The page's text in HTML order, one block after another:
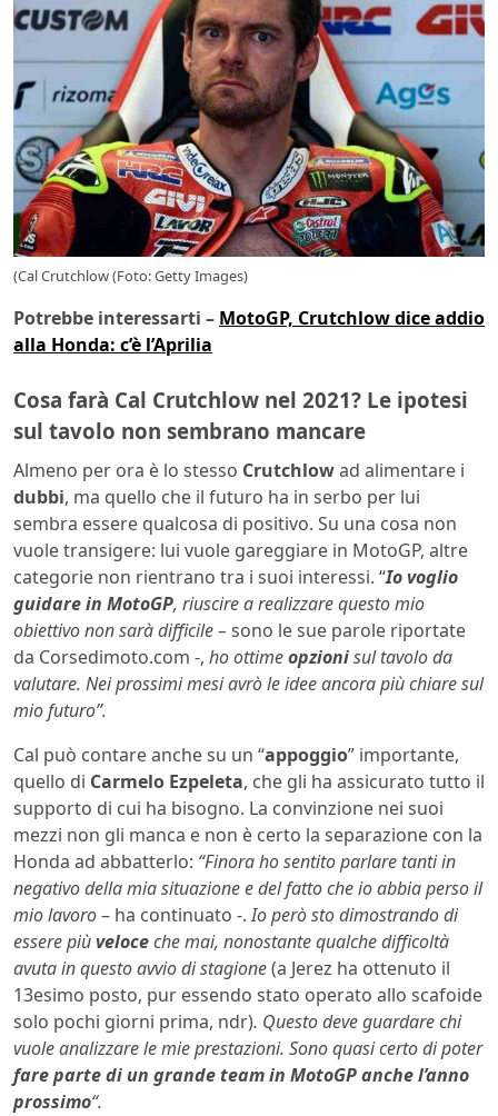
(Cal Crutchlow (Foto: Getty Images)
Potrebbe interessarti – MotoGP, Crutchlow dice addio
alla Honda: c’è l’Aprilia
Cosa farà Cal Crutchlow nel 2021? Le ipotesi
sul tavolo non sembrano mancare
Almeno per ora è lo stesso Crutchlowad alimentare i
dubbi, ma quello che il futuro ha in serbo per lui
sembra essere qualcosa di positivo. Su una cosa non
vuole transigere: lui vuole gareggiare in MotoGP, altre
categorie non rientrano tra i suoi interessi. “Io voglio
guidare in MotoGP, riuscire a realizzare questo mio
obiettivo non sarà difficile – sono le sue parole riportate
da Corsedimoto.com -, ho ottimeopzionisul tavolo da
valutare. Nei prossimi mesi avrò le idee ancora più chiare sul
mio futuro”.
Cal può contare anche su un “appoggio” importante,
quello di Carmelo Ezpeleta, che gli ha assicurato tutto il
supporto di cui ha bisogno. La convinzione nei suoi
mezzi non gli manca e non è certo la separazione con la
Honda ad abbatterlo: “Finora ho sentito parlare tanti in
negativo della mia situazione e del fatto che io abbia perso il
mio lavoro– ha continuato -.Io però sto dimostrando di
essere piùveloceche mai, nonostante qualche difficoltà
avuta in questo avvio di stagione(a Jerez ha ottenuto il
13esimo posto, pur essendo stato operato allo scafoide
solo pochi giorni prima, ndr). Questo deve guardare chi
vuole analizzare le mie prestazioni. Sono quasi certo di poter
fare parte di un grande team in MotoGP anche l’anno
prossimo“.